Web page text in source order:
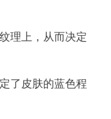
理上，从而决定
了皮肤的蓝色程